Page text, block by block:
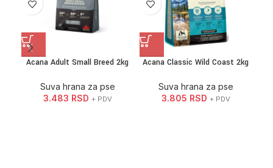
Acana Adult Small Breed 2kg
Suva hrana za pse
3.483 RSD + PDV
Acana Classic Wild Coast 2kg
Suva hrana za pse
3.805 RSD + PDV